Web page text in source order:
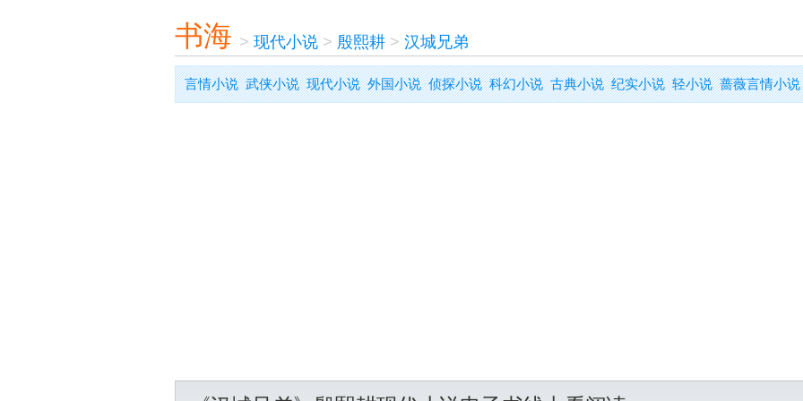
书海 > 现代小说> 殷熙耕> 汉城兄弟
言情小说 武侠小说 现代小说 外国小说 侦探小说 科幻小说 古典小说 纪实小说 轻小说 蔷薇言情小说